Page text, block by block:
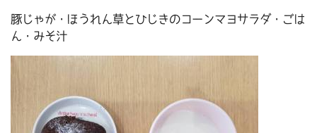
豚じゃが・ほうれん草とひじきのコーンマヨサラダ・ごは
ん・みそ汁